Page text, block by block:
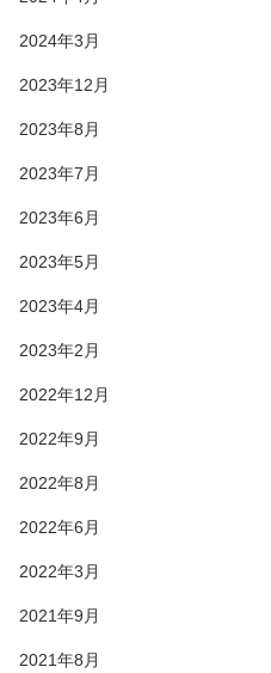
2024年3月
2023年12月
2023年8月
2023年7月
2023年6月
2023年5月
2023年4月
2023年2月
2022年12月
2022年9月
2022年8月
2022年6月
2022年3月
2021年9月
2021年8月